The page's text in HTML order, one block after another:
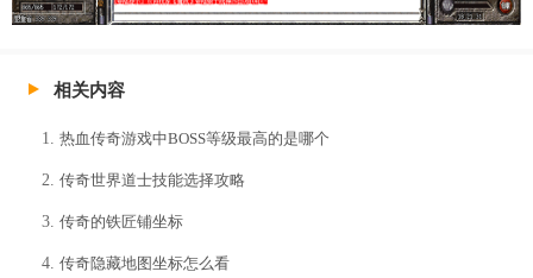
相关内容
热血传奇游戏中BOSS等级最高的是哪个
传奇世界道士技能选择攻略
传奇的铁匠铺坐标
传奇隐藏地图坐标怎么看